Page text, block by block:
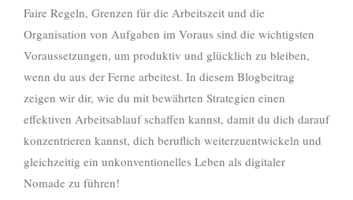
Faire Regeln, Grenzen für die Arbeitszeit und die
Organisation von Aufgaben im Voraus sind die wichtigsten
Voraussetzungen, um produktiv und glücklich zu bleiben,
wenn du aus der Ferne arbeitest. In diesem Blogbeitrag
zeigen wir dir, wie du mit bewährten Strategien einen
effektiven Arbeitsablauf schaffen kannst, damit du dich darauf
konzentrieren kannst, dich beruflich weiterzuentwickeln und
gleichzeitig ein unkonventionelles Leben als digitaler
Nomade zu führen!